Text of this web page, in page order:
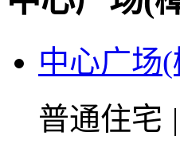
中心广场
普通住宅 |